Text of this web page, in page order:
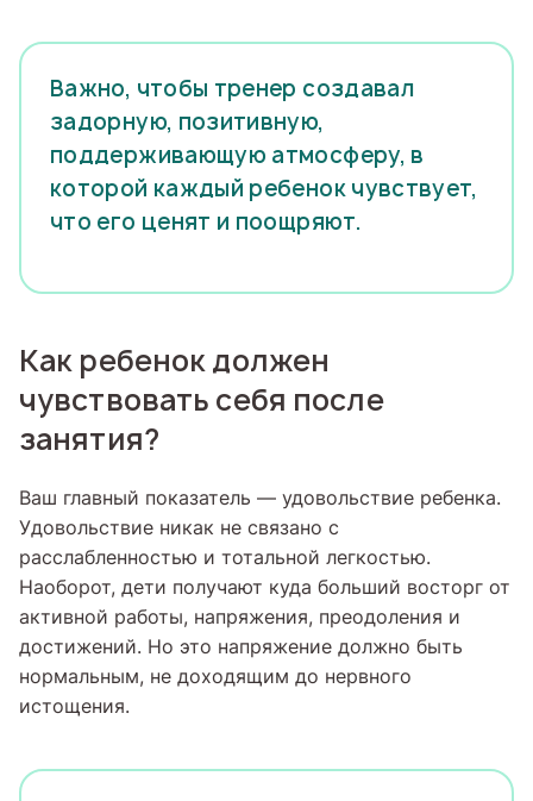
Важно, чтобы тренер создавал
задорную, позитивную,
поддерживающую атмосферу, в
которой каждый ребенок чувствует,
что его ценят и поощряют.
Как ребенок должен
чувствовать себя после
занятия?
Ваш главный показатель — удовольствие ребенка.
Удовольствие никак не связано с
расслабленностью и тотальной легкостью.
Наоборот, дети получают куда больший восторг от
активной работы, напряжения, преодоления и
достижений. Но это напряжение должно быть
нормальным, не доходящим до нервного
истощения.